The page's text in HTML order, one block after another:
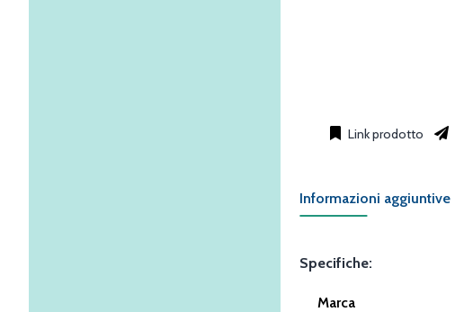
Link prodotto
Informazioni aggiuntive
Specifiche:
Marca